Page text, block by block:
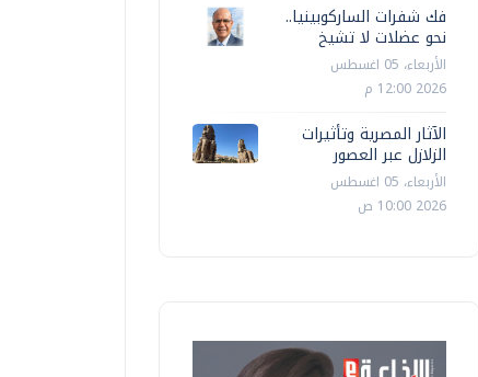
فك شفرات الساركوبينيا..
نحو عضلات لا تشيخ
الأربعاء، 05 اغسطس
2026 12:00 م
الآثار المصرية وتأثيرات
الزلازل عبر العصور
الأربعاء، 05 اغسطس
2026 10:00 ص